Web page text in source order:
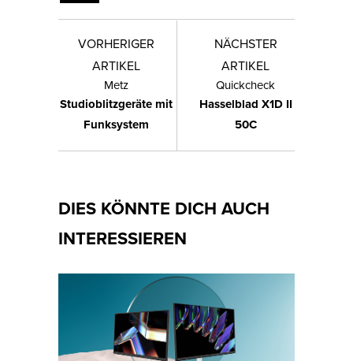
VORHERIGER
ARTIKEL
Metz
Studioblitzgeräte mit
Funksystem
NÄCHSTER
ARTIKEL
Quickcheck
Hasselblad X1D II
50C
DIES KÖNNTE DICH AUCH
INTERESSIEREN